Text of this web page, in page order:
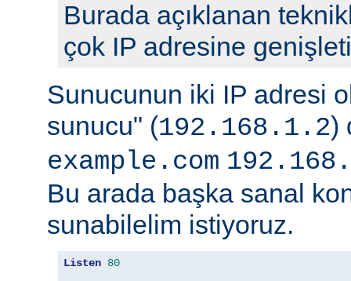
Burada açıklanan
çok IP adresine
Sunucunun iki IP adresi
sunucu" (192.168.1.2)
example.com
Bu arada başka sanal
sunabilelim istiyoruz.
Listen 80